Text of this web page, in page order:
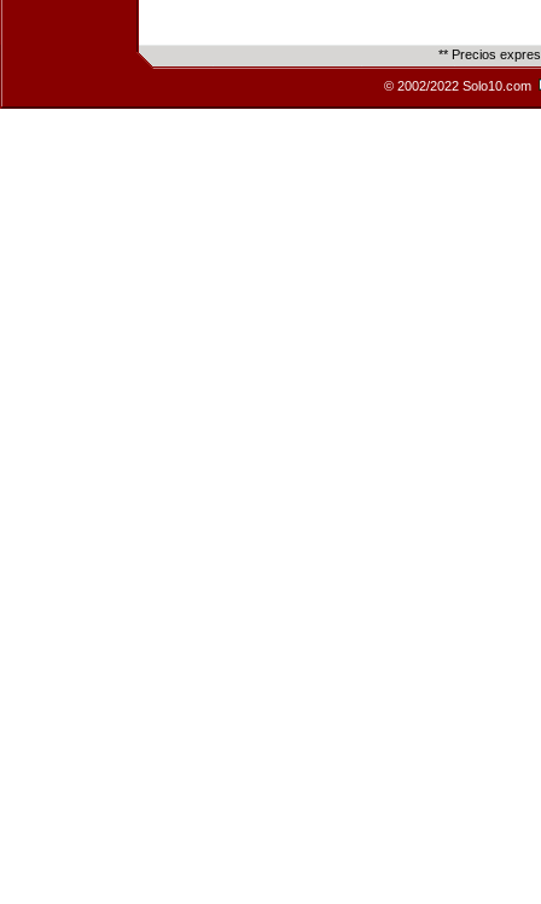
** Precios
© 2002/2022 Solo10.com